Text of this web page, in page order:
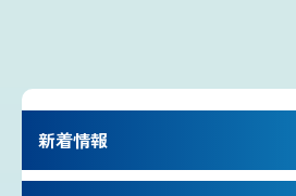
プロフェッショナルのつ
いまふじぃ～さんの部屋
新着情報